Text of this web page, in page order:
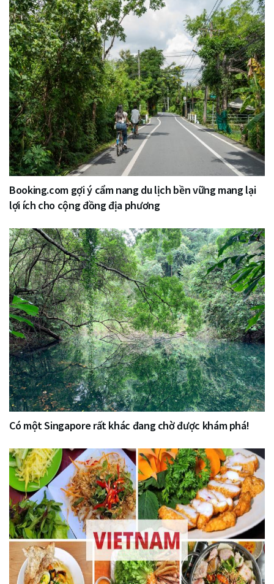
Booking.com gợi ý cẩm nang du lịch bền vững mang lại
lợi ích cho cộng đồng địa phương
Có một Singapore rất khác đang chờ được khám phá!